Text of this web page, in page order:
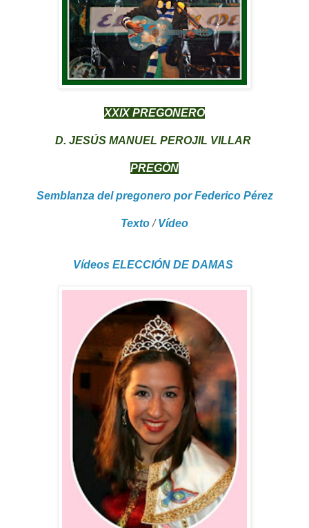
XXIX PREGONERO
D. JESÚS MANUEL PEROJIL VILLAR
PREGÓN
Semblanza del pregonero por Federico Pérez
Texto/Vídeo
Vídeos ELECCIÓN DE DAMAS